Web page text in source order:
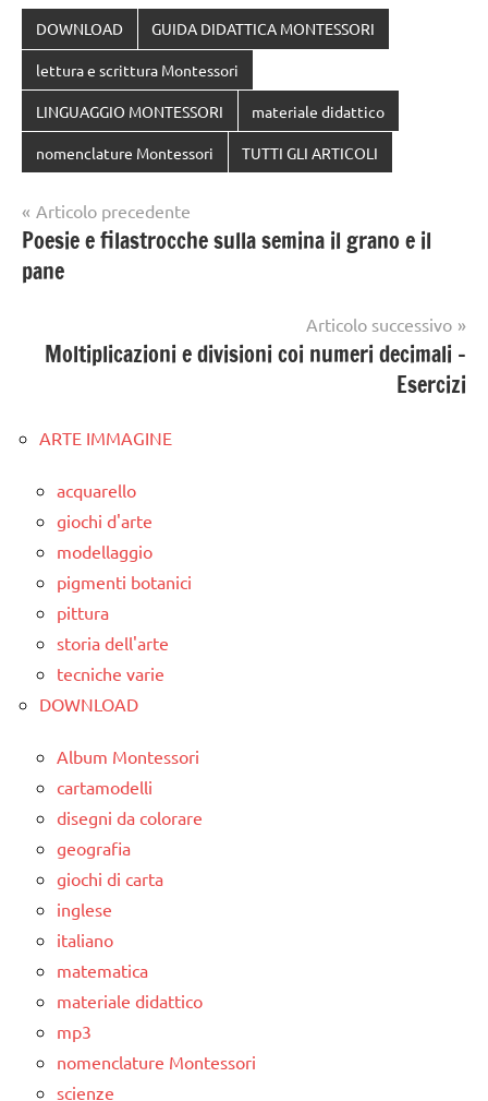
DOWNLOAD GUIDA DIDATTICA MONTESSORI
lettura e scrittura Montessori
LINGUAGGIO MONTESSORI materiale didattico
nomenclature Montessori TUTTI GLI ARTICOLI
Navigazione
articoli
Articolo precedente
Poesie e filastrocche sulla semina il grano e il
pane
Articolo successivo
Moltiplicazioni e divisioni coi numeri decimali –
Esercizi
ARTE IMMAGINE
acquarello
giochi d'arte
modellaggio
pigmenti botanici
pittura
storia dell'arte
tecniche varie
DOWNLOAD
Album Montessori
cartamodelli
disegni da colorare
geografia
giochi di carta
inglese
italiano
matematica
materiale didattico
mp3
nomenclature Montessori
scienze